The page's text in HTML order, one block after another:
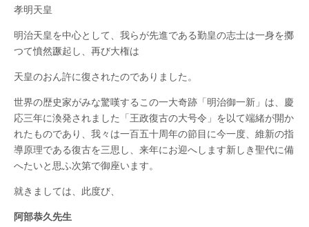
孝明天皇
明治天皇を中心として、我らが先進である勤皇の志士は一身を擲
つて憤然蹶起し、再び大権は
天皇のおん許に復されたのでありました。
世界の歴史家がみな驚嘆するこの一大奇跡「明治御一新」は、慶
応三年に渙発されました「王政復古の大号令」を以て端緒が開か
れたものであり、我々は一百五十周年の節目に今一度、維新の指
導原理である復古を三思し、来年にお迎へします新しき聖代に備
へたいと思ふ次第で御座います。
就きましては、此度び、
阿部恭久先生